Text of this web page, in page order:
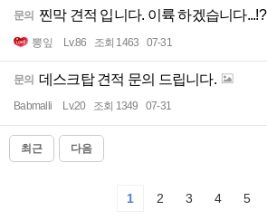
문의 찐막 견적 입니다. 이륙 하겠습니다...!?
뽕잎 Lv.86 조회 1463 07-31
문의 데스크탑 견적 문의 드립니다.
Babmalli Lv.20 조회 1349 07-31
최근 다음
1 2 3 4 5